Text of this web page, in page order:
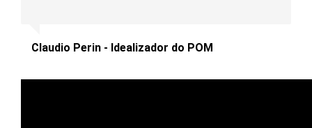
Claudio Perin - Idealizador do POM